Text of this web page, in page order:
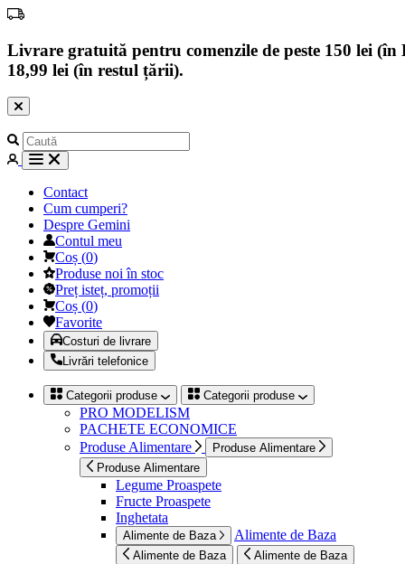
Livrare gratuită pentru comenzile de peste 150 lei
18,99 lei (în restul țării).
Contact
Cum cumperi?
Despre Gemini
Contul meu
Coș (0)
Produse noi în stoc
Preț isteț, promoții
Coș (0)
Favorite
Costuri de livrare
Livrări telefonice
Categorii produse Categorii produse
PRO MODELISM
PACHETE ECONOMICE
Produse Alimentare
Produse Alimentare
Produse Alimentare
Legume Proaspete
Fructe Proaspete
Inghetata
Alimente de Baza Alimente de Baza
Alimente de Baza Alimente de Baza